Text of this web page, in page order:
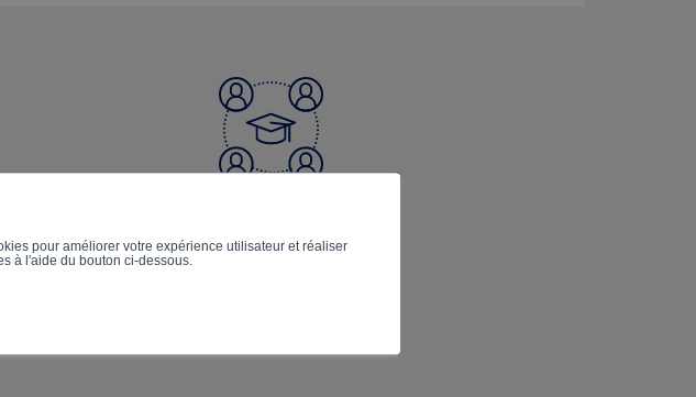
82%
pour améliorer votre expérience utilisateur et réaliser
à l'aide du bouton ci-dessous.